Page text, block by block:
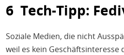
6 Tech-Tipp:
Soziale Medien, die nicht
weil es kein Geschäftsinteresse